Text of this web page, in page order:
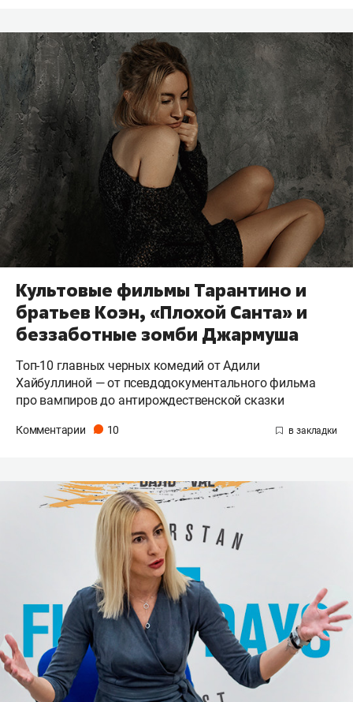
Культовые фильмы Тарантино и
братьев Коэн, «Плохой Санта» и
беззаботные зомби Джармуша
Топ-10 главных черных комедий от Адили
Хайбуллиной — от псевдодокументального фильма
про вампиров до антирождественской сказки
Комментарии 10